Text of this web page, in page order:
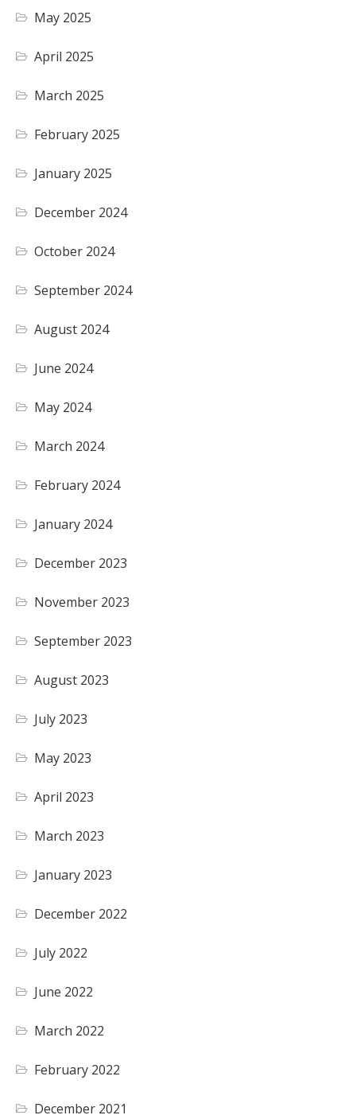
May 2025
April 2025
March 2025
February 2025
January 2025
December 2024
October 2024
September 2024
August 2024
June 2024
May 2024
March 2024
February 2024
January 2024
December 2023
November 2023
September 2023
August 2023
July 2023
May 2023
April 2023
March 2023
January 2023
December 2022
July 2022
June 2022
March 2022
February 2022
December 2021